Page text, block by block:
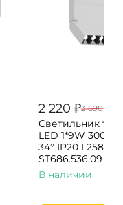
2 220 ₽3 690
Светильник
LED 1*9W
34° IP20
ST686.536.09
В наличии